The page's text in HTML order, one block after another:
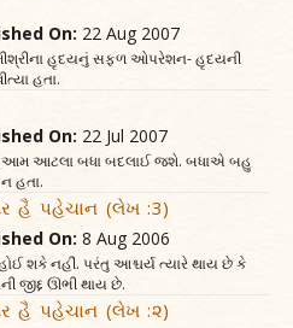
On: 22 Aug 2007
હૃદયનું સફળ ઓપરેશન- હૃદયની
હતા.
On: 22 Jul 2007
આમ આટલા બધા બદલાઈ જશે. બધાએ બહુ
હતા.
હૈ પહેચાન (લેખ :3)
On: 8 Aug 2006
હોઈ શકે નહીં. પરંતુ આશ્ચર્ય ત્યારે થાય છે કે
જીદ્દ ઊભી થાય છે.
હૈ પહેચાન (લેખ :૨)